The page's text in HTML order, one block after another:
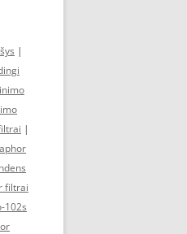
|
|
filtrai
102s